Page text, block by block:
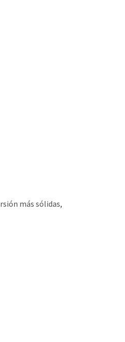
más sólidas,